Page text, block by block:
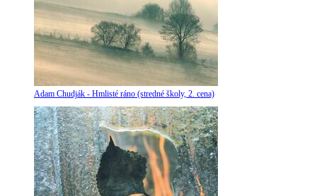
Adam Chudják - Hmlisté ráno (stredné školy, 2. cena)